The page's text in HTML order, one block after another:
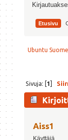
Etusivu
Ubuntu
Sivuja: [1]
Aiss1
Käyttäjä